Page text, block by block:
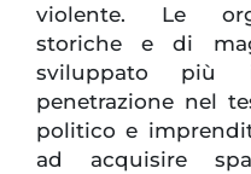
violente. Le
storiche e di
sviluppato più
penetrazione nel
politico e
ad acquisire